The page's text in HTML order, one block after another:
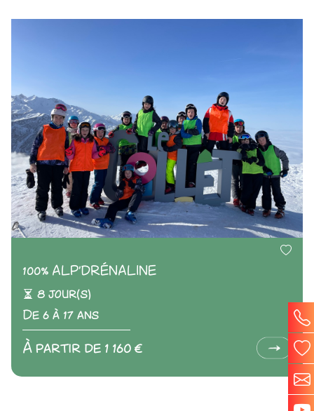
100% ALP'DRÉNALINE
8 jour(s)
De 6 à 17 ans
À partir de 1 160 €